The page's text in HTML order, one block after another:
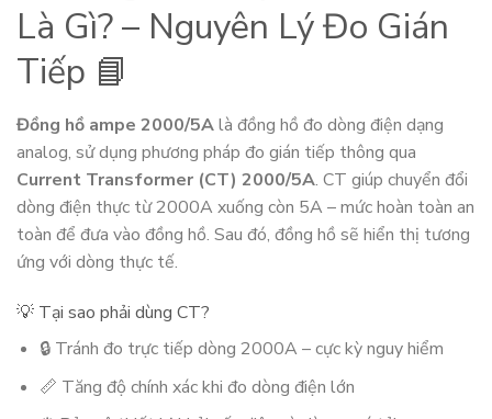
Là Gì? – Nguyên Lý Đo Gián
Tiếp 📘
Đồng hồ ampe 2000/5Alà đồng hồ đo dòng điện dạng
analog, sử dụng phương pháp đo gián tiếp thông qua
Current Transformer (CT) 2000/5A. CT giúp chuyển đổi
dòng điện thực từ 2000A xuống còn 5A – mức hoàn toàn an
toàn để đưa vào đồng hồ. Sau đó, đồng hồ sẽ hiển thị tương
ứng với dòng thực tế.
💡 Tại sao phải dùng CT?
🔒 Tránh đo trực tiếp dòng 2000A – cực kỳ nguy hiểm
📏 Tăng độ chính xác khi đo dòng điện lớn